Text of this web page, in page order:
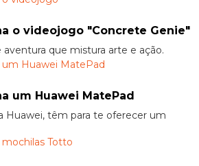
o videojogo "Concrete Genie"
que mistura arte e ação.
um Huawei MatePad
Huawei, têm para te oferecer um